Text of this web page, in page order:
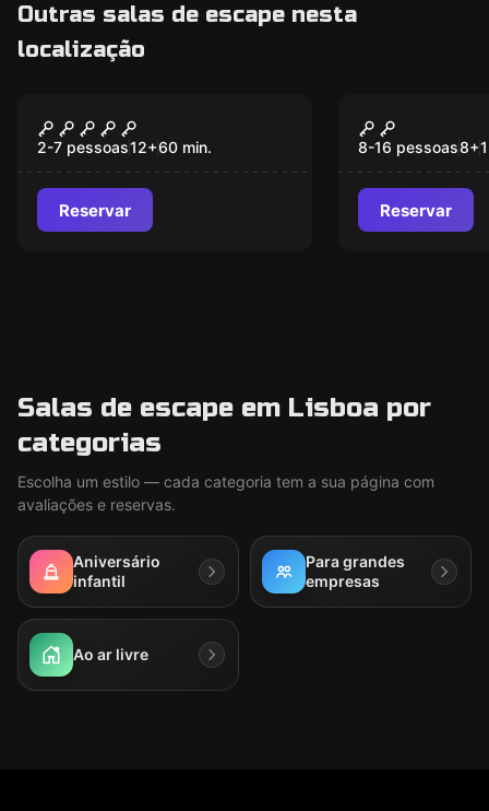
Outras salas de escape nesta
localização
Expedition
2-7 pessoas12+60 min.
Reservar
Mini
8-16 pessoas8+
Reservar
Salas de escape em Lisboa por
categorias
Escolha um estilo — cada categoria tem a sua página com
avaliações e reservas.
Aniversário
infantil
Para grandes
empresas
Ao ar livre